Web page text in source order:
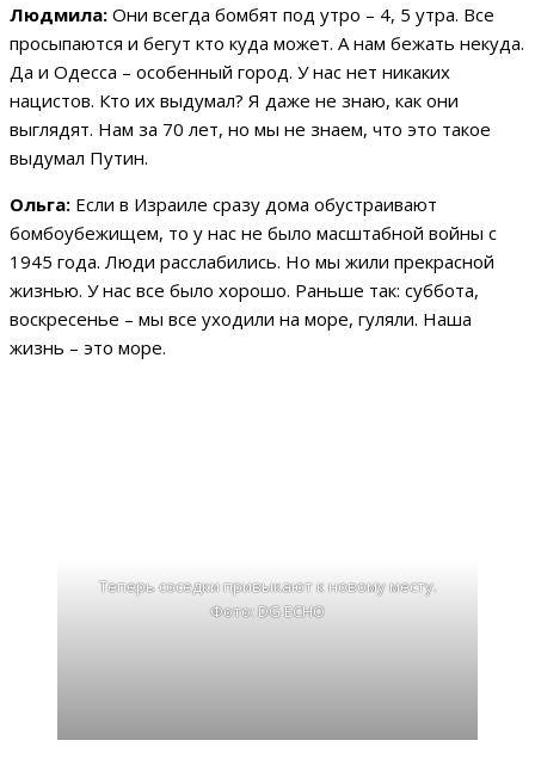
Людмила: Они всегда бомбят под утро – 4, 5 утра. Все
просыпаются и бегут кто куда может. А нам бежать некуда.
Да и Одесса – особенный город. У нас нет никаких
нацистов. Кто их выдумал? Я даже не знаю, как они
выглядят. Нам за 70 лет, но мы не знаем, что это такое
выдумал Путин.
Ольга: Если в Израиле сразу дома обустраивают
бомбоубежищем, то у нас не было масштабной войны с
1945 года. Люди расслабились. Но мы жили прекрасной
жизнью. У нас все было хорошо. Раньше так: суббота,
воскресенье – мы все уходили на море, гуляли. Наша
жизнь – это море.
Теперь соседки привыкают к новому месту.
Фото: DG ECHO